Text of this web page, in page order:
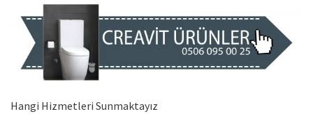
Hangi Hizmetleri Sunmaktayız